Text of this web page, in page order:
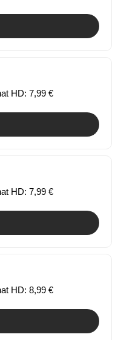
HD: 7,99 €
HD: 7,99 €
HD: 8,99 €